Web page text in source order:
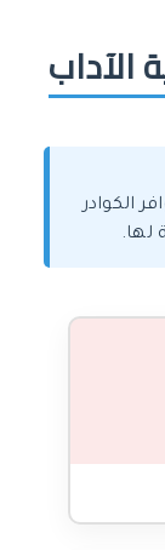
الآداب
الكوادر
لها.